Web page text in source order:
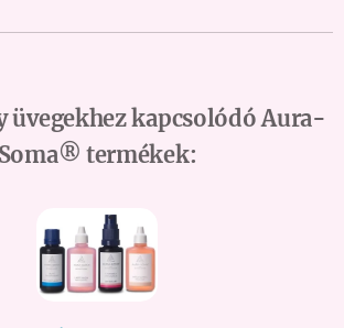
üvegekhez kapcsolódó Aura-
Soma® termékek: